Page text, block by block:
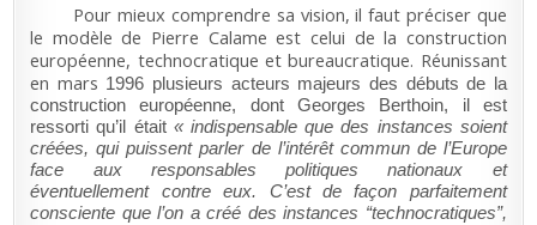
Pour mieux comprendre sa vision, il faut préciser que
le modèle de Pierre Calame est celui de la construction
européenne, technocratique et bureaucratique. Réunissant
en mars 1996 plusieurs acteurs majeurs des débuts de la
construction européenne, dont Georges Berthoin, il est
ressorti qu’il était « indispensable que des instances soient
créées, qui puissent parler de l’intérêt commun de l’Europe
face aux responsables politiques nationaux et
éventuellement contre eux. C’est de façon parfaitement
consciente que l’on a créé des instances “technocratiques”,